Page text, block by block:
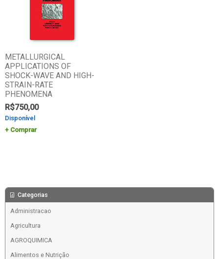
METALLURGICAL
APPLICATIONS OF
SHOCK-WAVE AND HIGH-
STRAIN-RATE
PHENOMENA
R$750,00
Disponível
Comprar
Categorias
Administracao
Agricultura
AGROQUIMICA
Alimentos e Nutrição